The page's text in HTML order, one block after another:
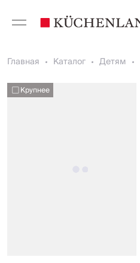
Главная Каталог Детям
Крупнее